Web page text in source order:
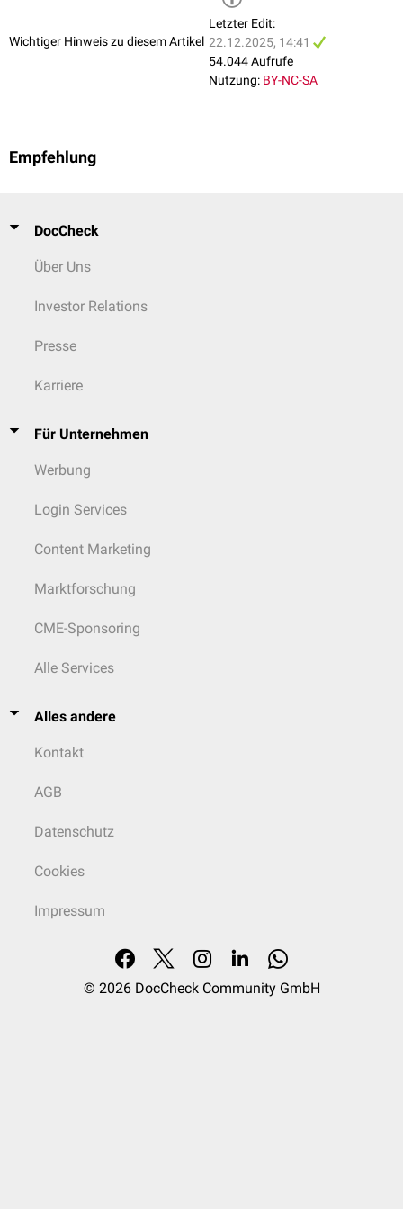
Wichtiger Hinweis zu diesem Artikel
Letzter Edit:
22.12.2025, 14:41
54.044 Aufrufe
Nutzung: BY-NC-SA
Empfehlung
DocCheck
Über Uns
Investor Relations
Presse
Karriere
Für Unternehmen
Werbung
Login Services
Content Marketing
Marktforschung
CME-Sponsoring
Alle Services
Alles andere
Kontakt
AGB
Datenschutz
Cookies
Impressum
© 2026 DocCheck Community GmbH